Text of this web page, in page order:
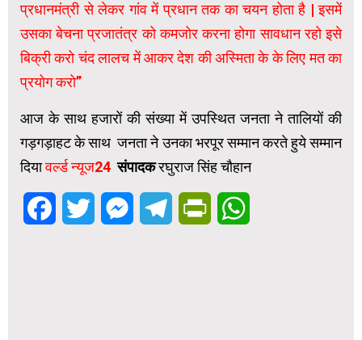
प्रधानमंत्री से लेकर गांव में प्रधान तक का चयन होता है | इसमें
उसका बेचना प्रजातंत्र को कमजोर करना होगा सावधान रहो इसे
बिक्री करो चंद लालच में आकर देश की अस्मिता के के लिए मत का
प्रयोग करो”
आज के साथ हजारों की संख्या में उपस्थित जनता ने तालियों की
गड़गड़ाहट के साथ जनता ने उनका भरपूर सम्मान करते हुये सम्मान
दियावर्ल्ड न्यूज24 संपादकरघुराज सिंह चौहान
FacebookTwitter MessengerTelegramPrintFriendly